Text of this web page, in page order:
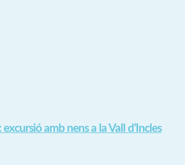
excursió amb nens a la Vall d’Incles